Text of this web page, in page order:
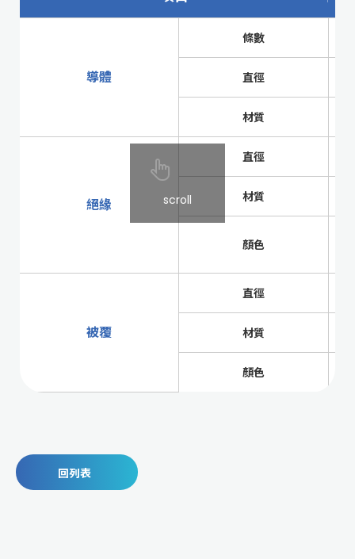
scroll
導體
條數
直徑
材質
絕緣
直徑
材質
顏色
被覆
直徑
材質
顏色
回列表